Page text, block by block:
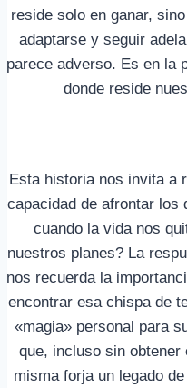
reside solo en ganar,
adaptarse y seguir
parece adverso. Es en la
donde reside
Esta historia nos invita a
capacidad de afrontar los
cuando la vida nos
nuestros planes? La
nos recuerda la
encontrar esa chispa de
«magia» personal para
que, incluso sin obtener
misma forja un legado